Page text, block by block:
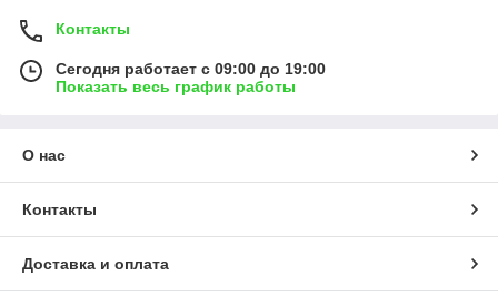
Контакты
Сегодня работает с 09:00 до 19:00
Показать весь график работы
О нас
Контакты
Доставка и оплата